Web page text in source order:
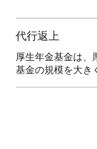
代行返上
厚生年金基金は、
基金の規模を大き